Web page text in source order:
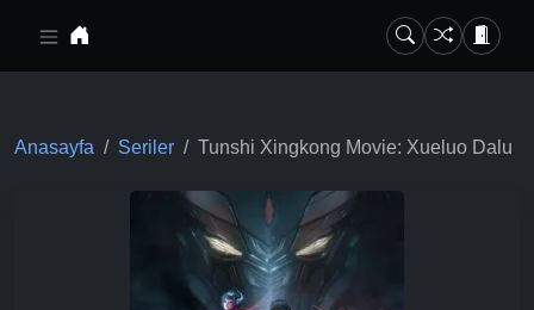
Anasayfa Seriler Tunshi Xingkong Movie: Xueluo Dalu